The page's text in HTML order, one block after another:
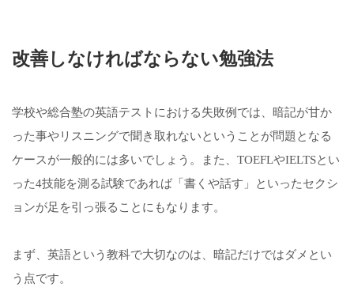
改善しなければならない勉強法
学校や総合塾の英語テストにおける失敗例では、暗記が甘か
った事やリスニングで聞き取れないということが問題となる
ケースが一般的には多いでしょう。また、TOEFLやIELTSとい
った4技能を測る試験であれば「書くや話す」といったセクシ
ョンが足を引っ張ることにもなります。
まず、英語という教科で大切なのは、暗記だけではダメとい
う点です。